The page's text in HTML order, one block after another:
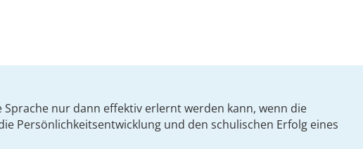
nur dann effektiv erlernt werden kann, wenn die
Persönlichkeitsentwicklung und den schulischen Erfolg eines